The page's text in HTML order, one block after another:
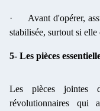
·
Avant d'opérer,
stabilisée, surtout si elle
5- Les pièces
Les pièces jointes
révolutionnaires qui